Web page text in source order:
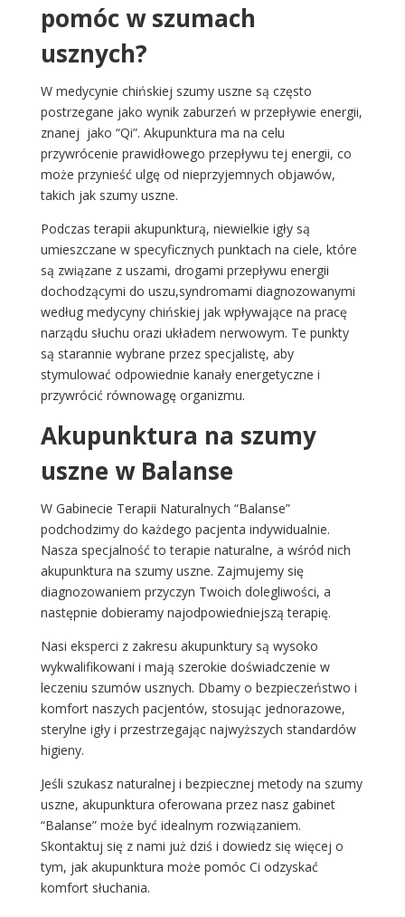
pomóc w szumach
usznych?
W medycynie chińskiej szumy uszne są często
postrzegane jako wynik zaburzeń w przepływie energii,
znanej jako “Qi”. Akupunktura ma na celu
przywrócenie prawidłowego przepływu tej energii, co
może przynieść ulgę od nieprzyjemnych objawów,
takich jak szumy uszne.
Podczas terapii akupunkturą, niewielkie igły są
umieszczane w specyficznych punktach na ciele, które
są związane z uszami, drogami przepływu energii
dochodzącymi do uszu,syndromami diagnozowanymi
według medycyny chińskiej jak wpływające na pracę
narządu słuchu orazi układem nerwowym. Te punkty
są starannie wybrane przez specjalistę, aby
stymulować odpowiednie kanały energetyczne i
przywrócić równowagę organizmu.
Akupunktura na szumy
uszne w Balanse
W Gabinecie Terapii Naturalnych “Balanse”
podchodzimy do każdego pacjenta indywidualnie.
Nasza specjalność to terapie naturalne, a wśród nich
akupunktura na szumy uszne. Zajmujemy się
diagnozowaniem przyczyn Twoich dolegliwości, a
następnie dobieramy najodpowiedniejszą terapię.
Nasi eksperci z zakresu akupunktury są wysoko
wykwalifikowani i mają szerokie doświadczenie w
leczeniu szumów usznych. Dbamy o bezpieczeństwo i
komfort naszych pacjentów, stosując jednorazowe,
sterylne igły i przestrzegając najwyższych standardów
higieny.
Jeśli szukasz naturalnej i bezpiecznej metody na szumy
uszne, akupunktura oferowana przez nasz gabinet
“Balanse” może być idealnym rozwiązaniem.
Skontaktuj się z nami już dziś i dowiedz się więcej o
tym, jak akupunktura może pomóc Ci odzyskać
komfort słuchania.